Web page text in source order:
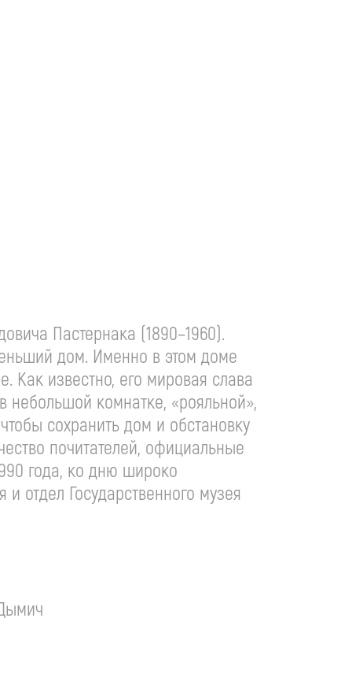
Пастернака (1890–1960).
дом. Именно в этом доме
Как известно, его мировая слава
небольшой комнатке, «рояльной»,
сохранить дом и обстановку
почитателей, официальные
года, ко дню широко
отдел Государственного музея